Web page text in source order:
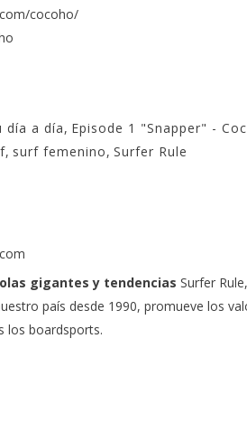
cocoho/
día a día, Episode 1 "Snapper" -
, surf femenino, Surfer Rule
gigantes y tendencias Surfer
país desde 1990, promueve los
los boardsports.